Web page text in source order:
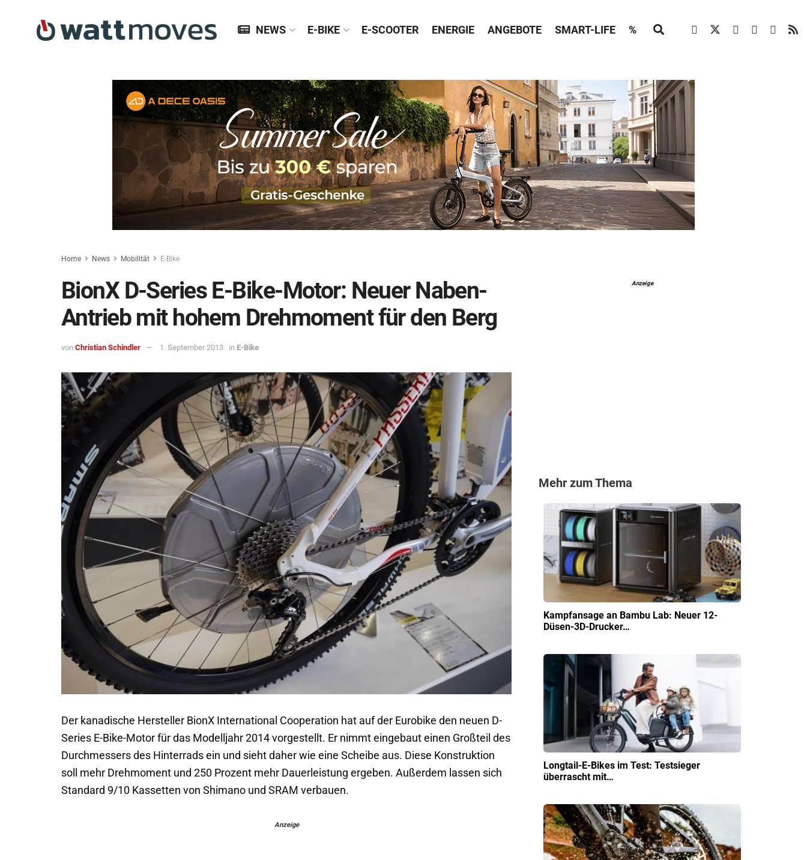
NEWS E-BIKE E-SCOOTER ENERGIE ANGEBOTE SMART-LIFE %
Home News Mobilität E-Bike
BionX D-Series E-Bike-Motor: Neuer Naben-
Antrieb mit hohem Drehmoment für den Berg
von Christian Schindler 1. September 2013 in E-Bike
Der kanadische Hersteller BionX International Cooperation hat auf der Eurobike den neuen D-
Series E-Bike-Motor für das Modelljahr 2014 vorgestellt. Er nimmt eingebaut einen Großteil des
Durchmessers des Hinterrads ein und sieht daher wie eine Scheibe aus. Diese Konstruktion
soll mehr Drehmoment und 250 Prozent mehr Dauerleistung ergeben. Außerdem lassen sich
Standard 9/10 Kassetten von Shimano und SRAM verbauen.
Anzeige
Anzeige
Mehr zum Thema
Kampfansage an Bambu Lab: Neuer 12-
Düsen-3D-Drucker…
Longtail-E-Bikes im Test: Testsieger
überrascht mit…